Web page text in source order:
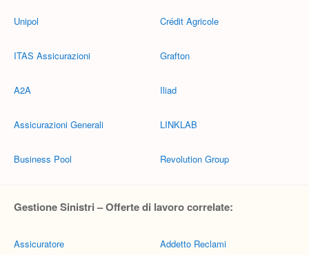
Unipol
ITAS Assicurazioni
A2A
Assicurazioni Generali
Business Pool
Crédit Agricole
Grafton
Iliad
LINKLAB
Revolution Group
Gestione Sinistri – Offerte di lavoro correlate:
Assicuratore Addetto Reclami